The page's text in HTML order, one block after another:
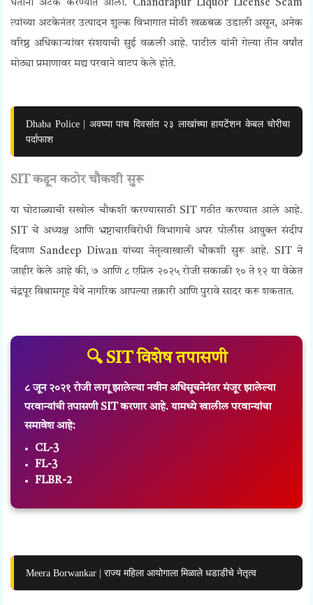
घेताना अटक करण्यात आली. Chandrapur Liquor License Scam
त्यांच्या अटकेनंतर उत्पादन शुल्क विभागात मोठी खळबळ उडाली असून, अनेक
वरिष्ठ अधिकाऱ्यांवर संशयाची सुई वळली आहे. पाटील यांनी गेल्या तीन वर्षांत
मोठ्या प्रमाणावर मद्य परवाने वाटप केले होते.
Dhaba Police | अवघ्या पाच दिवसांत २३ लाखांच्या हायटेंशन केबल चोरीचा
पर्दाफाश
SIT कडून कठोर चौकशी सुरू
या घोटाळ्याची सखोल चौकशी करण्यासाठी SIT गठीत करण्यात आले आहे.
SIT चे अध्यक्ष आणि भ्रष्टाचारविरोधी विभागाचे अपर पोलीस आयुक्त संदीप
दिवाण Sandeep Diwan यांच्या नेतृत्वाखाली चौकशी सुरू आहे. SIT ने
जाहीर केले आहे की, ७ आणि ८ एप्रिल २०२५ रोजी सकाळी १० ते १२ या वेळेत
चंद्रपूर विश्रामगृह येथे नागरिक आपल्या तक्रारी आणि पुरावे सादर करू शकतात.
🔍 SIT विशेष तपासणी
८ जून २०२१ रोजी लागू झालेल्या नवीन अधिसूचनेनंतर मंजूर झालेल्या
परवान्यांची तपासणी SIT करणार आहे. यामध्ये खालील परवान्यांचा
समावेश आहे:
CL-3
FL-3
FLBR-2
Meera Borwankar | राज्य महिला आयोगाला मिळाले धडाडीचे नेतृत्व